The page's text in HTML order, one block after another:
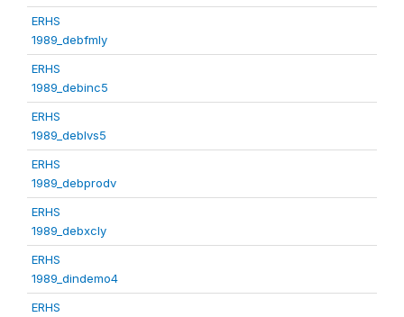
ERHS
1989_debfmly
ERHS
1989_debinc5
ERHS
1989_deblvs5
ERHS
1989_debprodv
ERHS
1989_debxcly
ERHS
1989_dindemo4
ERHS